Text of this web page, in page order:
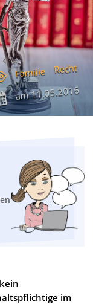
Familie Recht
am11.05.2016
im